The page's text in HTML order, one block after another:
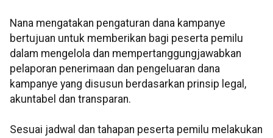
Nana mengatakan pengaturan dana kampanye
bertujuan untuk memberikan bagi peserta pemilu
dalam mengelola dan mempertanggungjawabkan
pelaporan penerimaan dan pengeluaran dana
kampanye yang disusun berdasarkan prinsip legal,
akuntabel dan transparan.
Sesuai jadwal dan tahapan peserta pemilu melakukan